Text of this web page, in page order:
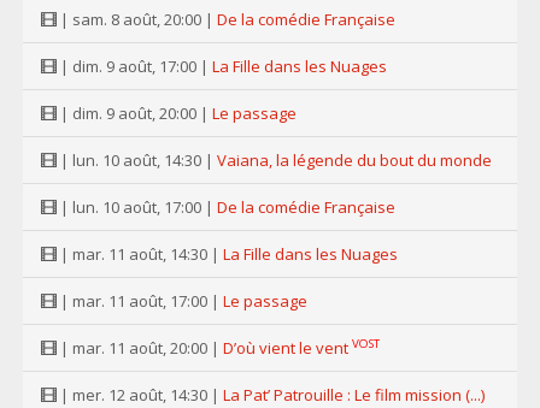
| sam. 8 août, 20:00 | De la comédie Française
| dim. 9 août, 17:00 | La Fille dans les Nuages
| dim. 9 août, 20:00 | Le passage
| lun. 10 août, 14:30 | Vaiana, la légende du bout du monde
| lun. 10 août, 17:00 | De la comédie Française
| mar. 11 août, 14:30 | La Fille dans les Nuages
| mar. 11 août, 17:00 | Le passage
| mar. 11 août, 20:00 | D’où vient le vent VOST
| mer. 12 août, 14:30 | La Pat’ Patrouille : Le film mission (...)